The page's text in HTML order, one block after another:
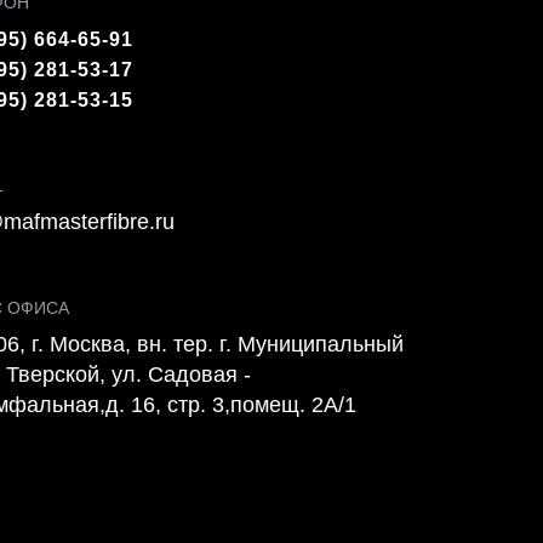
664-65-91
281-53-17
281-53-15
ОФИСА
г. Москва, вн. тер. г. Муниципальный
Тверской, ул. Садовая -
16, стр. 3,помещ. 2А/1